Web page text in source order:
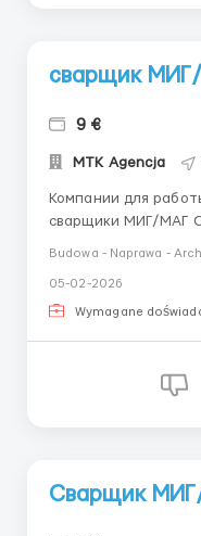
сварщик
9 €
MTK Agencja
Компании для
сварщики МИГ/МАГ Сварщики ( 135/136 метод
будет считаться
сертификаты будет
Budowa - Naprawa -
05-02-2026
Wymagane
Сварщик